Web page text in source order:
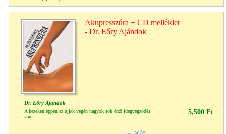
Akupresszúra + CD melléklet
- Dr. Eőry Ajándok
Dr. Eőry Ajándok
A kezeken éppen az ujjak végén nagyok sok érző idegvégződés
van..
5,500 Ft